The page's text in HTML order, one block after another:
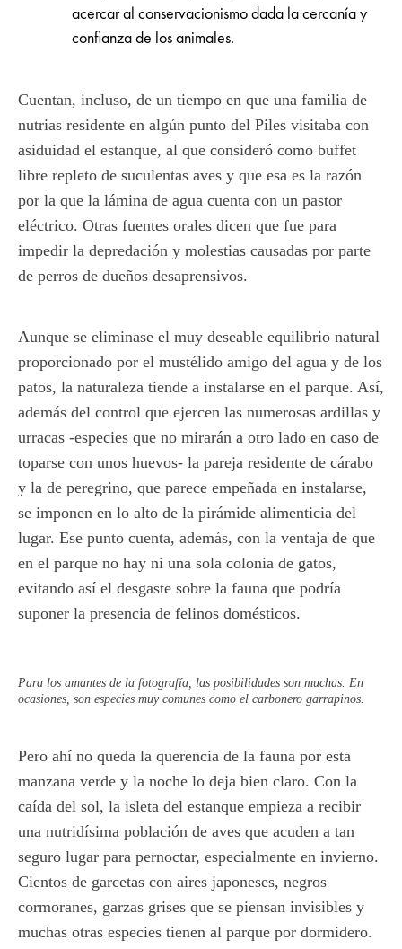
acercar al conservacionismo dada la cercanía y
confianza de los animales.
Cuentan, incluso, de un tiempo en que una familia de
nutrias residente en algún punto del Piles visitaba con
asiduidad el estanque, al que consideró como buffet
libre repleto de suculentas aves y que esa es la razón
por la que la lámina de agua cuenta con un pastor
eléctrico. Otras fuentes orales dicen que fue para
impedir la depredación y molestias causadas por parte
de perros de dueños desaprensivos.
Aunque se eliminase el muy deseable equilibrio natural
proporcionado por el mustélido amigo del agua y de los
patos, la naturaleza tiende a instalarse en el parque. Así,
además del control que ejercen las numerosas ardillas y
urracas -especies que no mirarán a otro lado en caso de
toparse con unos huevos- la pareja residente de cárabo
y la de peregrino, que parece empeñada en instalarse,
se imponen en lo alto de la pirámide alimenticia del
lugar. Ese punto cuenta, además, con la ventaja de que
en el parque no hay ni una sola colonia de gatos,
evitando así el desgaste sobre la fauna que podría
suponer la presencia de felinos domésticos.
Para los amantes de la fotografía, las posibilidades son muchas. En
ocasiones, son especies muy comunes como el carbonero garrapinos.
Pero ahí no queda la querencia de la fauna por esta
manzana verde y la noche lo deja bien claro. Con la
caída del sol, la isleta del estanque empieza a recibir
una nutridísima población de aves que acuden a tan
seguro lugar para pernoctar, especialmente en invierno.
Cientos de garcetas con aires japoneses, negros
cormoranes, garzas grises que se piensan invisibles y
muchas otras especies tienen al parque por dormidero.